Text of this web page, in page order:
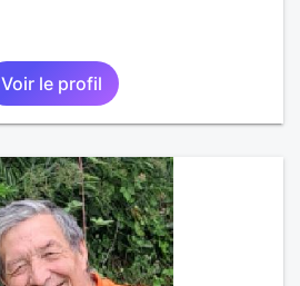
Voir le profil